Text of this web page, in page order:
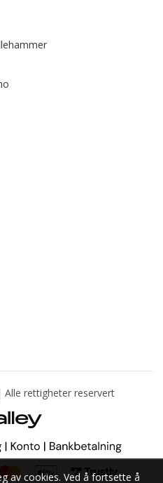
rettigheter reservert
av cookies. Ved å fortsette å